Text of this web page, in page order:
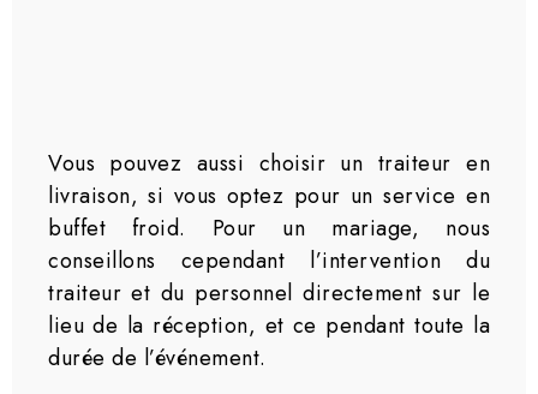
Vous pouvez aussi choisir un traiteur en
livraison, si vous optez pour un service en
buffet froid. Pour un mariage, nous
conseillons cependant l’intervention du
traiteur et du personnel directement sur le
lieu de la réception, et ce pendant toute la
durée de l’événement.